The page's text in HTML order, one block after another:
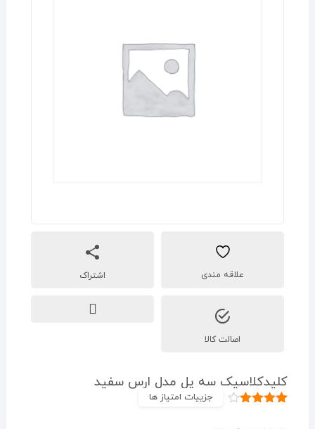
اشتراک
اصالت کالا
کلیدکلاسیک سه پل مدل ارس سفید
جزییات امتیاز ها